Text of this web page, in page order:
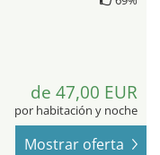
de 47,00 EUR
por habitación y noche
Mostrar oferta